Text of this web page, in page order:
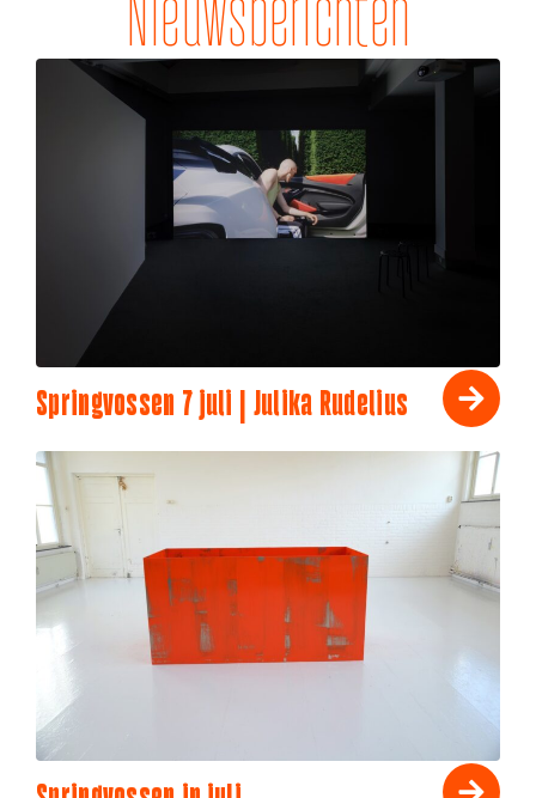
Nieuwsberichten
Springvossen 7 juli | Julika Rudelius